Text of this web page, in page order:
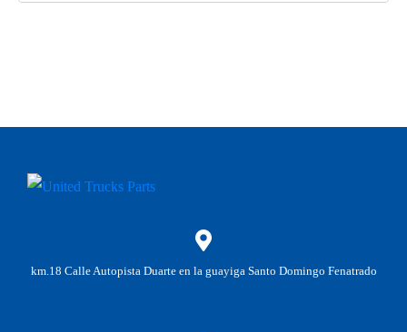
km.18 Calle Autopista Duarte en la guayiga Santo Domingo Fenatrado